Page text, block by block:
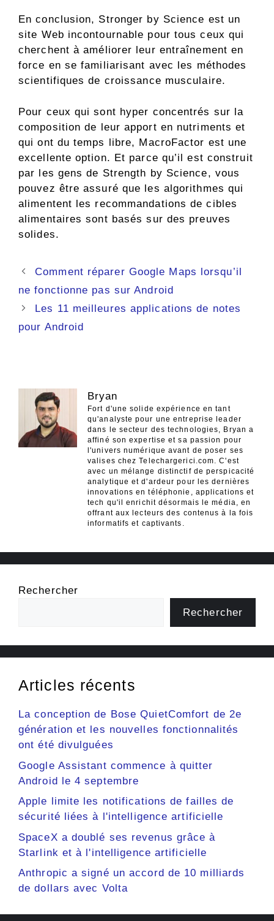
En conclusion, Stronger by Science est un
site Web incontournable pour tous ceux qui
cherchent à améliorer leur entraînement en
force en se familiarisant avec les méthodes
scientifiques de croissance musculaire.
Pour ceux qui sont hyper concentrés sur la
composition de leur apport en nutriments et
qui ont du temps libre, MacroFactor est une
excellente option. Et parce qu’il est construit
par les gens de Strength by Science, vous
pouvez être assuré que les algorithmes qui
alimentent les recommandations de cibles
alimentaires sont basés sur des preuves
solides.
Navigation
des
Comment réparer Google Maps lorsqu’il
ne fonctionne pas sur Android
Les 11 meilleures applications de notes
pour Android
Bryan
Fort d'une solide expérience en tant
qu'analyste pour une entreprise leader
dans le secteur des technologies, Bryan a
affiné son expertise et sa passion pour
l'univers numérique avant de poser ses
valises chez Telechargerici.com. C'est
avec un mélange distinctif de perspicacité
analytique et d'ardeur pour les dernières
innovations en téléphonie, applications et
tech qu'il enrichit désormais le média, en
offrant aux lecteurs des contenus à la fois
informatifs et captivants.
Rechercher
Rechercher
Articles récents
La conception de Bose QuietComfort de 2e
génération et les nouvelles fonctionnalités
ont été divulguées
Google Assistant commence à quitter
Android le 4 septembre
Apple limite les notifications de failles de
sécurité liées à l'intelligence artificielle
SpaceX a doublé ses revenus grâce à
Starlink et à l'intelligence artificielle
Anthropic a signé un accord de 10 milliards
de dollars avec Volta